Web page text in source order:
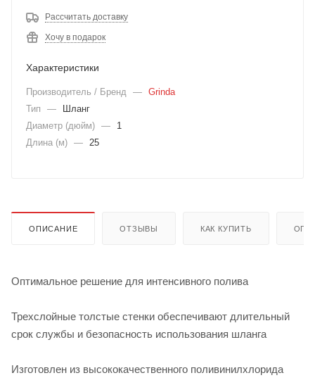
Рассчитать доставку
Хочу в подарок
Характеристики
Производитель / Бренд — Grinda
Тип
—
Шланг
Диаметр (дюйм) —
1
Длина (м) — 25
ОПИСАНИЕ ОТЗЫВЫ КАК КУПИТЬ
Оптимальное решение для интенсивного полива
Трехслойные толстые стенки обеспечивают длительный
срок службы и безопасность использования шланга
Изготовлен из высококачественного поливинилхлорида